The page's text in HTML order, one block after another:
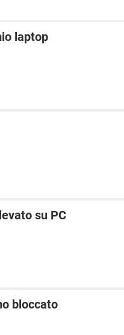
laptop
su PC
bloccato